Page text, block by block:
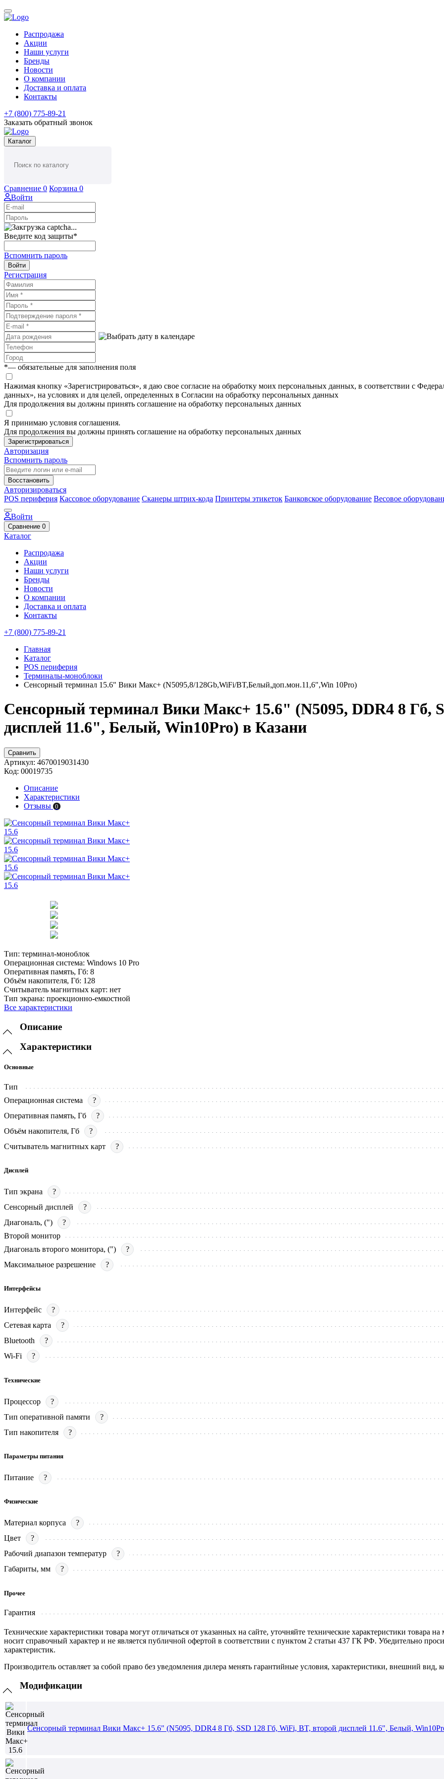
Распродажа
Акции
Наши услуги
Бренды
Новости
О компании
Доставка и оплата
Контакты
+7 (800) 775-89-21
Заказать обратный звонок
Каталог
Сравнение 0 Корзина 0
Войти
Введите код защиты*
Вспомнить пароль
Войти
Регистрация
*— обязательные для заполнения поля
Нажимая кнопку «Зарегистрироваться», я даю свое согласие на обработку моих персональных данных, в соответствии с
данных», на условиях и для целей, определенных в Согласии на обработку персональных данных
Для продолжения вы должны принять соглашение на обработку персональных данных
Я принимаю условия соглашения.
Для продолжения вы должны принять соглашение на обработку персональных данных
Зарегистрироваться
Авторизация
Вспомнить пароль
Восстановить
Авторизироваться
POS периферия Кассовое оборудование Сканеры штрих-кода Принтеры этикеток Банковское оборудование Весовое
Войти
Сравнение 0
Каталог
Распродажа
Акции
Наши услуги
Бренды
Новости
О компании
Доставка и оплата
Контакты
+7 (800) 775-89-21
Главная
Каталог
POS периферия
Терминалы-моноблоки
Сенсорный терминал 15.6" Вики Макс+ (N5095,8/128Gb,WiFi/BT,Белый,доп.мон.11,6",Win 10Pro)
Сенсорный терминал Вики Макс+ 15.6" (N5095, DDR4 8 Гб,
дисплей 11.6", Белый, Win10Pro) в Казани
Сравнить
Артикул: 4670019031430
Код: 00019735
Описание
Характеристики
Отзывы 0
Тип: терминал-моноблок
Операционная система: Windows 10 Pro
Оперативная память, Гб: 8
Объём накопителя, Гб: 128
Считыватель магнитных карт: нет
Тип экрана: проекционно-емкостной
Все характеристики
Описание
Характеристики
Основные
Тип
Операционная система
?
Оперативная память, Гб
?
Объём накопителя, Гб
?
Считыватель магнитных карт
?
Дисплей
Тип экрана
?
Сенсорный дисплей
?
Диагональ, (")
?
Второй монитор
Диагональ второго монитора, (")
?
Максимальное разрешение
?
Интерфейсы
Интерфейс
?
Сетевая карта
?
Bluetooth
?
Wi-Fi
?
Технические
Процессор
?
Тип оперативной памяти
?
Тип накопителя
?
Параметры питания
Питание ?
Физические
Материал корпуса
?
Цвет
?
Рабочий диапазон температур
?
Габариты, мм
?
Прочее
Гарантия
Технические характеристики товара могут отличаться от указанных на сайте, уточняйте технические характеристики
носит справочный характер и не является публичной офертой в соответствии с пунктом 2 статьи 437 ГК РФ. Убедительно
характеристик.
Производитель оставляет за собой право без уведомления дилера менять гарантийные условия, характеристики, внешний вид,
Модификации
Сенсорный терминал Вики Макс+ 15.6" (N5095, DDR4 8 Гб, SSD 128 Гб, WiFi, BT, второй дисплей 11.6", Белый,